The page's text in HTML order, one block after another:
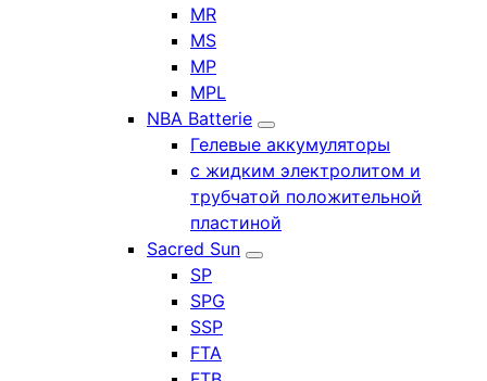
MR
MS
MP
MPL
NBA Batterie
Гелевые аккумуляторы
с жидким электролитом и
трубчатой положительной
пластиной
Sacred Sun
SP
SPG
SSP
FTA